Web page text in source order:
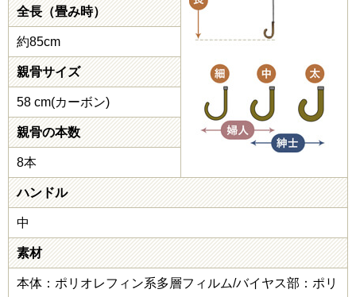
全長（畳み時）
約85cm
親骨サイズ
58 cm(カーボン)
親骨の本数
8本
ハンドル
中
素材
本体：ポリオレフィン系多層フィルム/バイヤス部：ポリ